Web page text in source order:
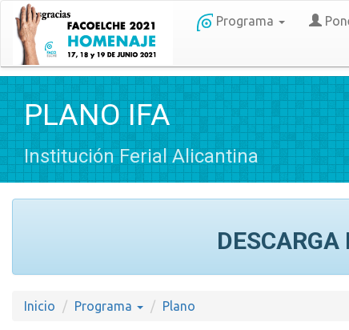
Programa
PLANO IFA
Institución Ferial Alicantina
DESCARGA
Inicio Programa Plano